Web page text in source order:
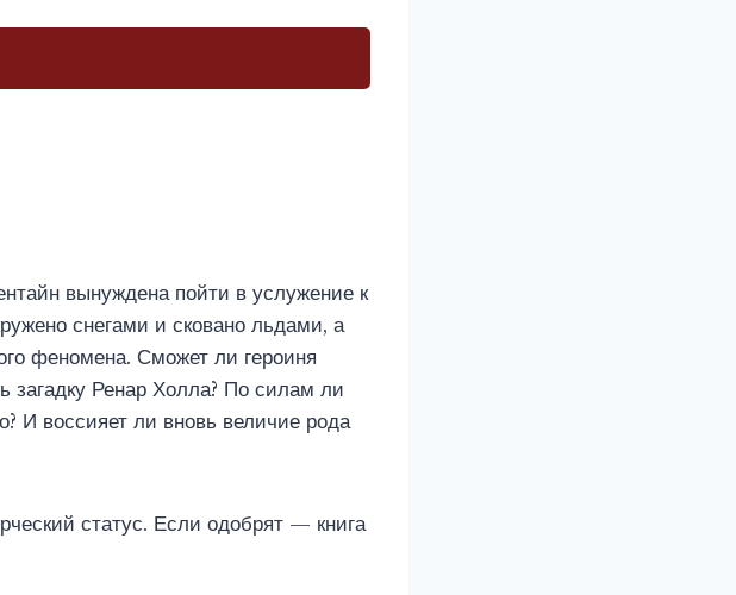
вынуждена пойти в услужение к
снегами и сковано льдами, а
феномена. Сможет ли героиня
загадку Ренар Холла? По силам ли
И воссияет ли вновь величие рода
статус. Если одобрят — книга